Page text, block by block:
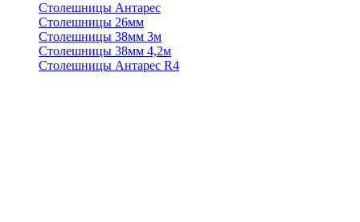
Столешницы Антарес
Столешницы 26мм
Столешницы 38мм 3м
Столешницы 38мм 4,2м
Столешницы Антарес R4